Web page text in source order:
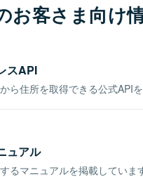
お客さま向け
スAPI
ら住所を取得できる公式APIを
ュアル
るマニュアルを掲載していま